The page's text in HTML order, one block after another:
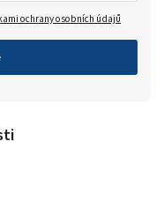
ochrany osobních údajů